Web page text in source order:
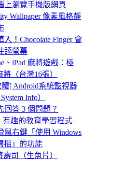
上瀏覽手機版網頁
Wallpaper 像素風格靜
入！Chocolate Finger 會
舔螢幕
、iPad 麻將遊戲：極
將（台灣16張）
] Android系統監視器
Info）
回答 3 個問題？
有趣的教育學習程式
鼠右鍵「使用 Windows
描」的功能
司（生魚片）